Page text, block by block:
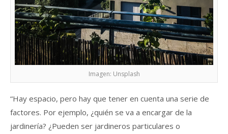
Imagen: Unsplash
“Hay espacio, pero hay que tener en cuenta una serie de
factores. Por ejemplo, ¿quién se va a encargar de la
jardinería? ¿Pueden ser jardineros particulares o